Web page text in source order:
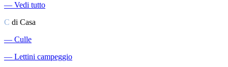
― Vedi tutto
C di Casa
― Culle
― Lettini campeggio